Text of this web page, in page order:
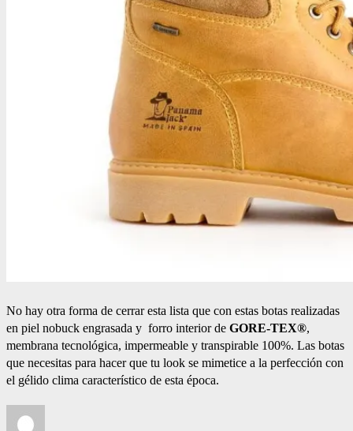
No hay otra forma de cerrar esta lista que con estas botas realizadas
en piel nobuck engrasada y forro interior de GORE-TEX®,
membrana tecnológica, impermeable y transpirable 100%. Las botas
que necesitas para hacer que tu look se mimetice a la perfección con
el gélido clima característico de esta época.